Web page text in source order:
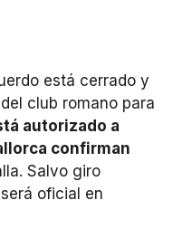
está cerrado y
club romano para
autorizado a
confirman
Salvo giro
oficial en